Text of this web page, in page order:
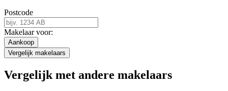
Postcode
Makelaar voor:
Aankoop
Vergelijk makelaars
Vergelijk met andere makelaars